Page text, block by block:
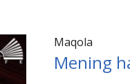
Maqola
Mening